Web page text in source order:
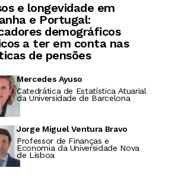
e longevidade em
e Portugal:
demográficos
a ter em conta nas
de pensões
Mercedes Ayuso
Catedrática de Estatística Atuarial
da Universidade de Barcelona
Jorge Miguel Ventura Bravo
Professor de Finanças e
Economia da Universidade Nova
de Lisboa